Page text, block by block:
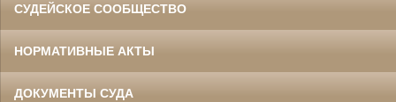
СУДЕЙСКОЕ СООБЩЕСТВО
НОРМАТИВНЫЕ АКТЫ
ДОКУМЕНТЫ СУДА